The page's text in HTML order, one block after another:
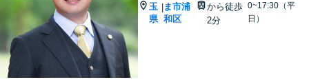
玉
県
|ま市浦
和区
から徒歩
2分
0~17:30（平
日）